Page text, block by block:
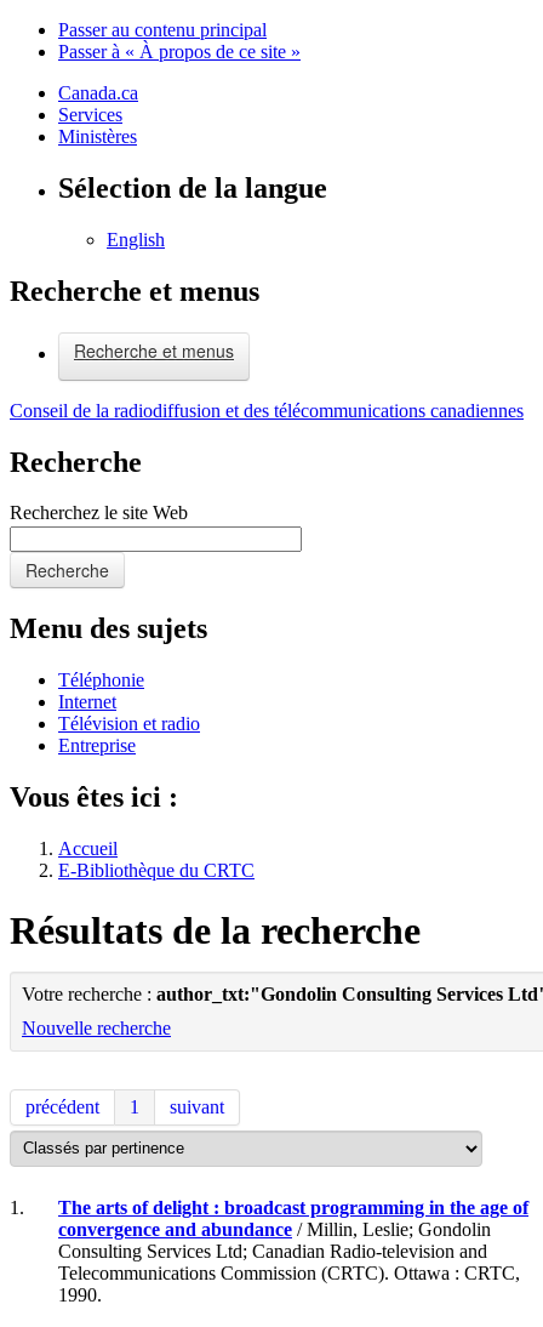
Passer au contenu principal
Passer à « À propos de ce site »
Canada.ca
Services
Ministères
Sélection de la langue
English
Recherche et menus
Recherche et menus
Conseil de la radiodiffusion et des télécommunications canadiennes
Recherche
Recherchez le site Web
Recherche
Menu des sujets
Téléphonie
Internet
Télévision et radio
Entreprise
Vous êtes ici :
Accueil
E-Bibliothèque du CRTC
Résultats de la recherche
Votre recherche : author_txt:"Gondolin Consulting Services
Nouvelle recherche
précédent 1 suivant
1.
The arts of delight : broadcast programming in the age of
convergence and abundance / Millin, Leslie; Gondolin
Consulting Services Ltd; Canadian Radio-television and
Telecommunications Commission (CRTC). Ottawa : CRTC,
1990.